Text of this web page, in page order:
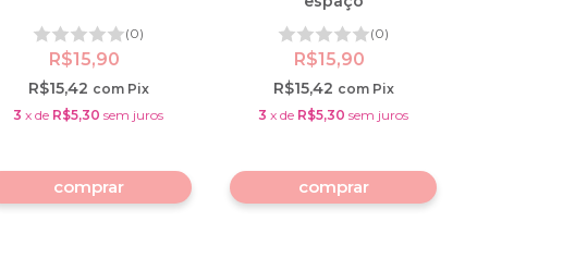
(0)
R$15,90
R$15,42 com Pix
3 x de R$5,30 sem juros
(0)
R$15,90
R$15,42 com Pix
3 x de R$5,30 sem juros